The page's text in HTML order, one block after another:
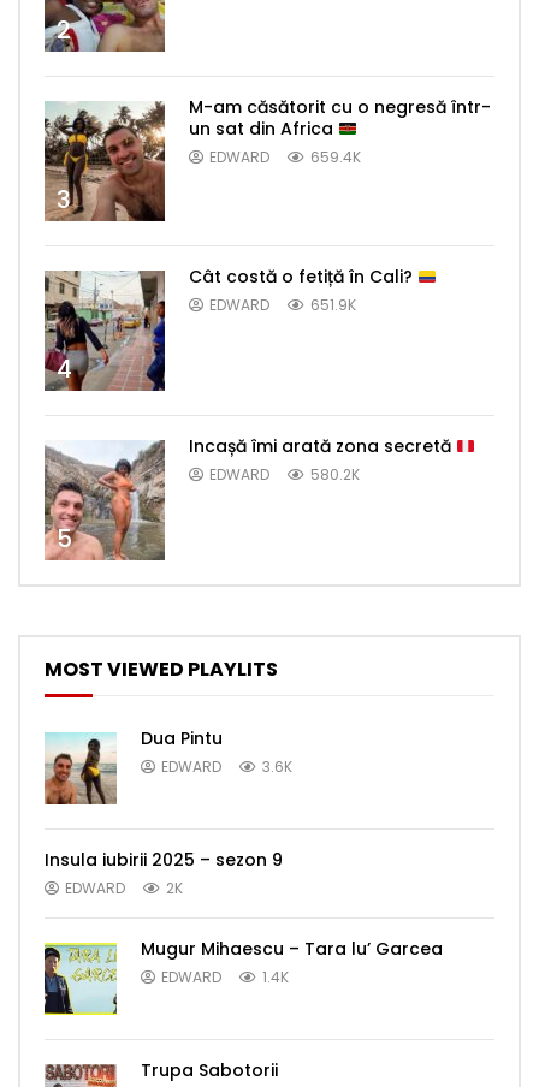
2
3
M-am căsătorit cu o negresă într-
un sat din Africa
EDWARD 659.4K
4
Cât costă o fetiță în Cali?
EDWARD 651.9K
5
Incașă îmi arată zona secretă
EDWARD 580.2K
MOST VIEWED PLAYLITS
Dua Pintu
EDWARD 3.6K
Insula iubirii 2025 – sezon 9
EDWARD 2K
Mugur Mihaescu – Tara lu’ Garcea
EDWARD 1.4K
Trupa Sabotorii